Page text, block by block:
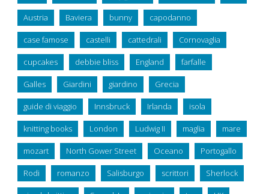
Austria Baviera bunny capodanno
case famose castelli cattedrali Cornovaglia
cupcakes debbie bliss England farfalle
Galles Giardini giardino Grecia
guide di viaggio Innsbruck Irlanda isola
knitting books London Ludwig II maglia mare
mozart North Gower Street Oceano Portogallo
Rodi romanzo Salisburgo scrittori Sherlock